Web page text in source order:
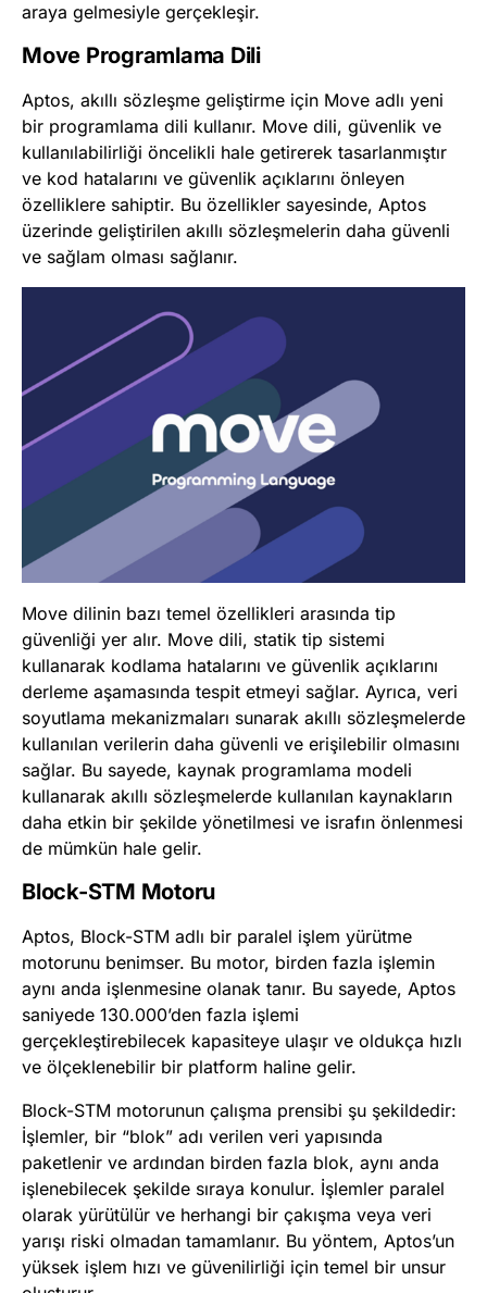
araya gelmesiyle gerçekleşir.
Move Programlama Dili
Aptos, akıllı sözleşme geliştirme için Move adlı yeni
bir programlama dili kullanır. Move dili, güvenlik ve
kullanılabilirliği öncelikli hale getirerek tasarlanmıştır
ve kod hatalarını ve güvenlik açıklarını önleyen
özelliklere sahiptir. Bu özellikler sayesinde, Aptos
üzerinde geliştirilen akıllı sözleşmelerin daha güvenli
ve sağlam olması sağlanır.
Move dilinin bazı temel özellikleri arasında tip
güvenliği yer alır. Move dili, statik tip sistemi
kullanarak kodlama hatalarını ve güvenlik açıklarını
derleme aşamasında tespit etmeyi sağlar. Ayrıca, veri
soyutlama mekanizmaları sunarak akıllı sözleşmelerde
kullanılan verilerin daha güvenli ve erişilebilir olmasını
sağlar. Bu sayede, kaynak programlama modeli
kullanarak akıllı sözleşmelerde kullanılan kaynakların
daha etkin bir şekilde yönetilmesi ve israfın önlenmesi
de mümkün hale gelir.
Block-STM Motoru
Aptos, Block-STM adlı bir paralel işlem yürütme
motorunu benimser. Bu motor, birden fazla işlemin
aynı anda işlenmesine olanak tanır. Bu sayede, Aptos
saniyede 130.000’den fazla işlemi
gerçekleştirebilecek kapasiteye ulaşır ve oldukça hızlı
ve ölçeklenebilir bir platform haline gelir.
Block-STM motorunun çalışma prensibi şu şekildedir:
İşlemler, bir “blok” adı verilen veri yapısında
paketlenir ve ardından birden fazla blok, aynı anda
işlenebilecek şekilde sıraya konulur. İşlemler paralel
olarak yürütülür ve herhangi bir çakışma veya veri
yarışı riski olmadan tamamlanır. Bu yöntem, Aptos’un
yüksek işlem hızı ve güvenilirliği için temel bir unsur